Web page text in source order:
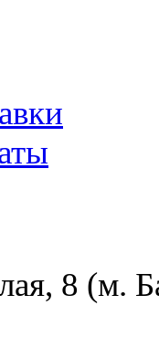
8 (м.